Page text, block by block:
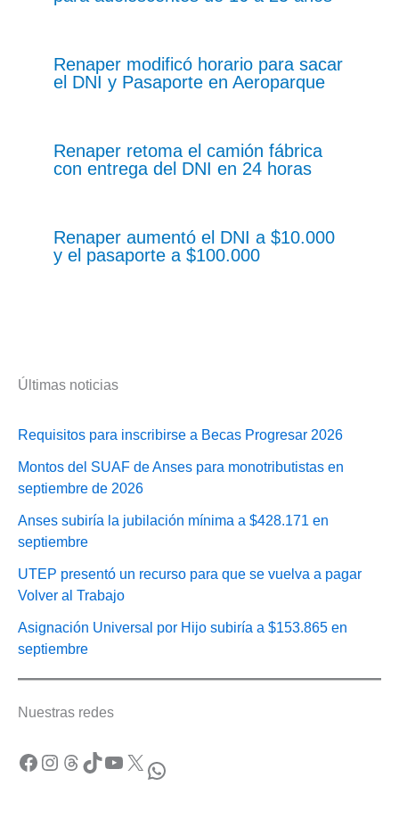
Renaper modificó horario para sacar
el DNI y Pasaporte en Aeroparque
Renaper retoma el camión fábrica
con entrega del DNI en 24 horas
Renaper aumentó el DNI a $10.000
y el pasaporte a $100.000
Últimas noticias
Requisitos para inscribirse a Becas Progresar 2026
Montos del SUAF de Anses para monotributistas en
septiembre de 2026
Anses subiría la jubilación mínima a $428.171 en
septiembre
UTEP presentó un recurso para que se vuelva a pagar
Volver al Trabajo
Asignación Universal por Hijo subiría a $153.865 en
septiembre
Nuestras redes
Facebook Instagram Threads TikTok YouTube X WhatsApp